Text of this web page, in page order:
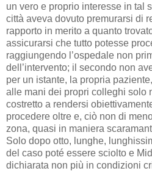
un vero e proprio interesse in tal
città aveva dovuto premurarsi di
rapporto in merito a quanto
assicurarsi che tutto potesse
raggiungendo l’ospedale non
dell’intervento; il secondo non
per un istante, la propria
alle mani dei propri colleghi solo
costretto a rendersi
procedere oltre e, ciò non di
zona, quasi in maniera
Solo dopo otto, lunghe,
del caso poté essere sciolto e
dichiarata non più in condizioni